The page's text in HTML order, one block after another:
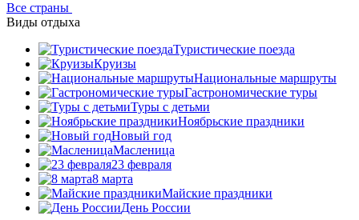
Все страны
Виды отдыха
Туристические поезда
Круизы
Национальные маршруты
Гастрономические туры
Туры с детьми
Ноябрьские праздники
Новый год
Масленица
23 февраля
8 марта
Майские праздники
День России